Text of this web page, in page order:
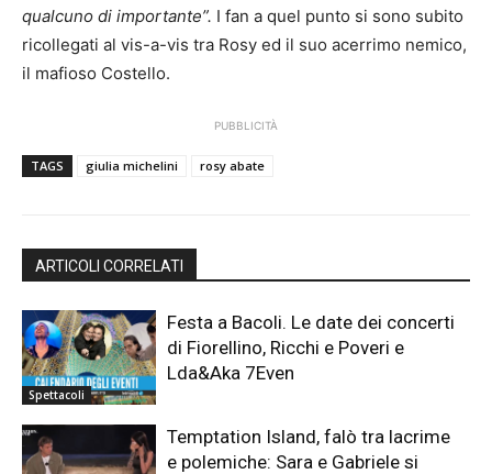
qualcuno di importante”. I fan a quel punto si sono subito
ricollegati al vis-a-vis tra Rosy ed il suo acerrimo nemico,
il mafioso Costello.
PUBBLICITÀ
TAGS giulia michelini rosy abate
ARTICOLI CORRELATI
Spettacoli
Festa a Bacoli. Le date dei concerti
di Fiorellino, Ricchi e Poveri e
Lda&Aka 7Even
Temptation Island, falò tra lacrime
e polemiche: Sara e Gabriele si